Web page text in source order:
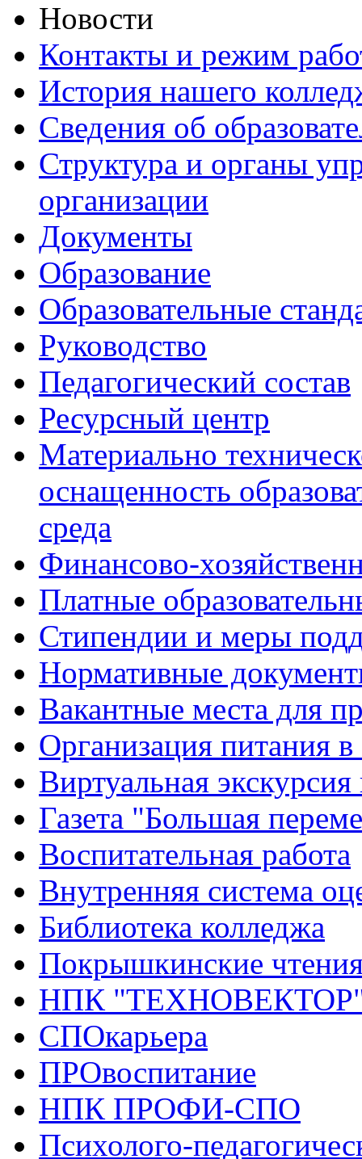
Новости
Контакты и режим
История нашего
Сведения об
Структура и органы
организации
Документы
Образование
Образовательные
Руководство
Педагогический состав
Ресурсный центр
Материально
оснащенность
среда
Финансово-
Платные
Стипендии и меры
Нормативные
Вакантные места для
Организация питания в
Виртуальная
Газета "Большая
Воспитательная работа
Внутренняя система
Библиотека колледжа
Покрышкинские
НПК
СПОкарьера
ПРОвоспитание
НПК ПРОФИ-СПО
Психолого-